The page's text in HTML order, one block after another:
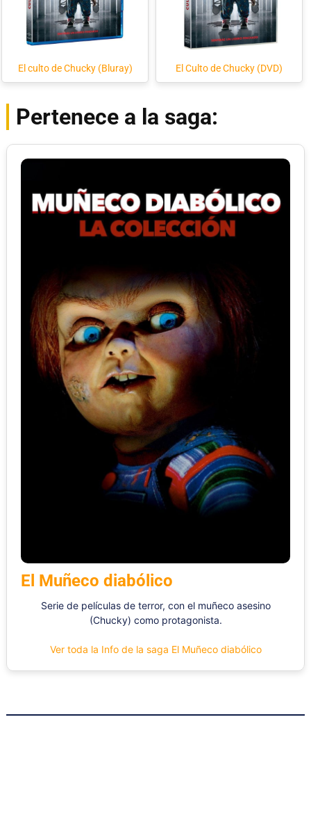
El culto de Chucky (Bluray) El Culto de Chucky (DVD)
Pertenece a la saga:
El Muñeco diabólico
Serie de películas de terror, con el muñeco asesino
(Chucky) como protagonista.
Ver toda la Info de la saga El Muñeco diabólico